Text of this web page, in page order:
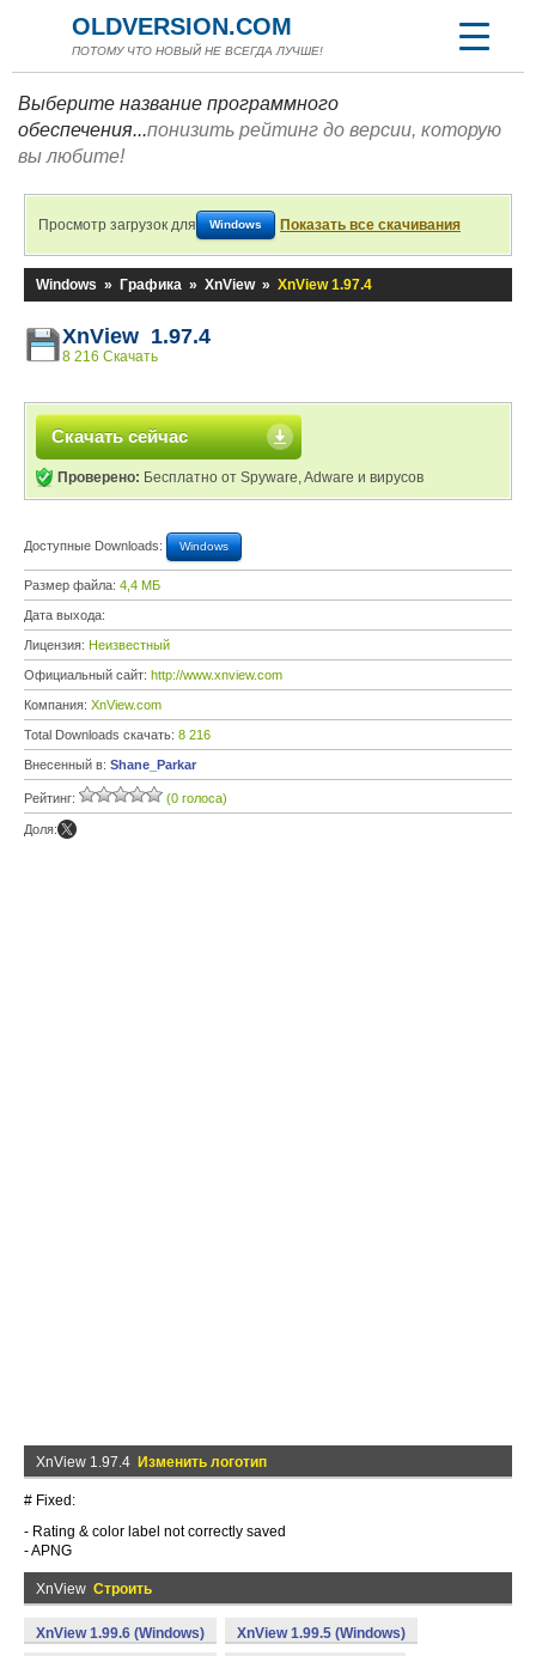
OLDVERSION.COM
ПОТОМУ ЧТО НОВЫЙ НЕ ВСЕГДА ЛУЧШЕ!
Выберите название программного
обеспечения...понизить рейтинг до версии, которую
вы любите!
Просмотр загрузок для Windows Показать все скачивания
Windows » Графика » XnView » XnView 1.97.4
XnView 1.97.4
8 216 Скачать
Скачать сейчас
Проверено: Бесплатно от Spyware, Adware и вирусов
Доступные Downloads: Windows
Размер файла: 4,4 МБ
Дата выхода:
Лицензия: Неизвестный
Официальный сайт: http://www.xnview.com
Компания: XnView.com
Total Downloads скачать: 8 216
Внесенный в: Shane_Parkar
Рейтинг: (0 голоса)
Доля:
XnView 1.97.4 Изменить логотип
# Fixed:
- Rating & color label not correctly saved
- APNG
XnView Строить
XnView 1.99.6 (Windows) XnView 1.99.5 (Windows)